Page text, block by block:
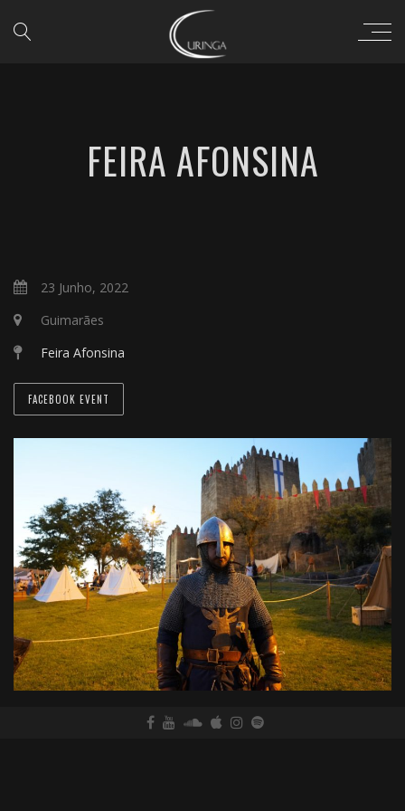
FEIRA AFONSINA
23 Junho, 2022
Guimarães
Feira Afonsina
FACEBOOK EVENT